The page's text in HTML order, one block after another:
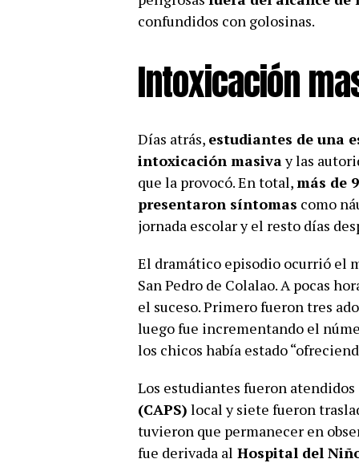
confundidos con golosinas.
Intoxicación
Días atrás, estudiantes de una
intoxicación masivay las
que la provocó. En total,más de
presentaron síntomas como
jornada escolar y el resto días
El dramático episodio ocurrió el
San Pedro de Colalao. A pocas
el suceso. Primero fueron tres
luego fue incrementando el
los chicos había estado
Los estudiantes fueron
(CAPS) local y siete fueron
tuvieron que permanecer en
fue derivada al Hospital del